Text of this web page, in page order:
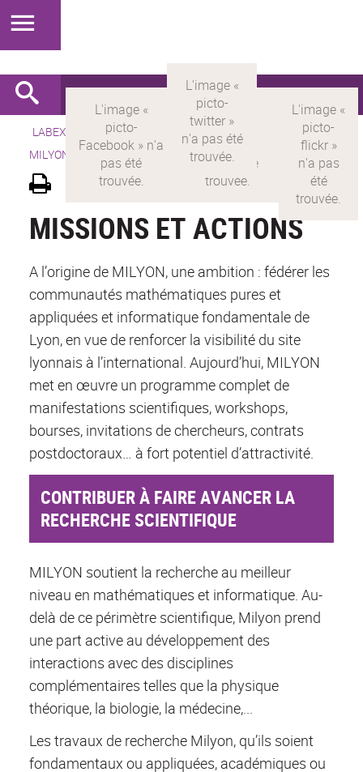
LABEX > LABEX MILYON Version française
MILYON > Découvrir le labex >
Missions et actions
MISSIONS ET ACTIONS
A l’origine de MILYON, une ambition : fédérer les
communautés mathématiques pures et
appliquées et informatique fondamentale de
Lyon, en vue de renforcer la visibilité du site
lyonnais à l’international. Aujourd’hui, MILYON
met en œuvre un programme complet de
manifestations scientifiques, workshops,
bourses, invitations de chercheurs, contrats
postdoctoraux… à fort potentiel d’attractivité.
CONTRIBUER À FAIRE AVANCER LA
RECHERCHE SCIENTIFIQUE
MILYON soutient la recherche au meilleur
niveau en mathématiques et informatique. Au-
delà de ce périmètre scientifique, Milyon prend
une part active au développement des
interactions avec des disciplines
complémentaires telles que la physique
théorique, la biologie, la médecine,...
Les travaux de recherche Milyon, qu’ils soient
fondamentaux ou appliquées, académiques ou